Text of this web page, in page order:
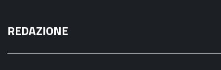
REDAZIONE